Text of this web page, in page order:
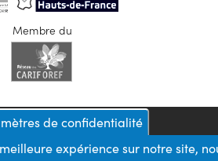
Membre du
de confidentialité
expérience sur notre site,